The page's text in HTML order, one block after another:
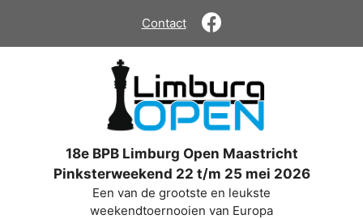
de
Contact
18e BPB Limburg Open Maastricht
Pinksterweekend 22 t/m 25 mei 2026
Een van de grootste en leukste
weekendtoernooien van Europa